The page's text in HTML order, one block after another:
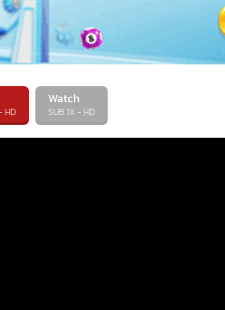
HD
Watch
SUB 1X - HD